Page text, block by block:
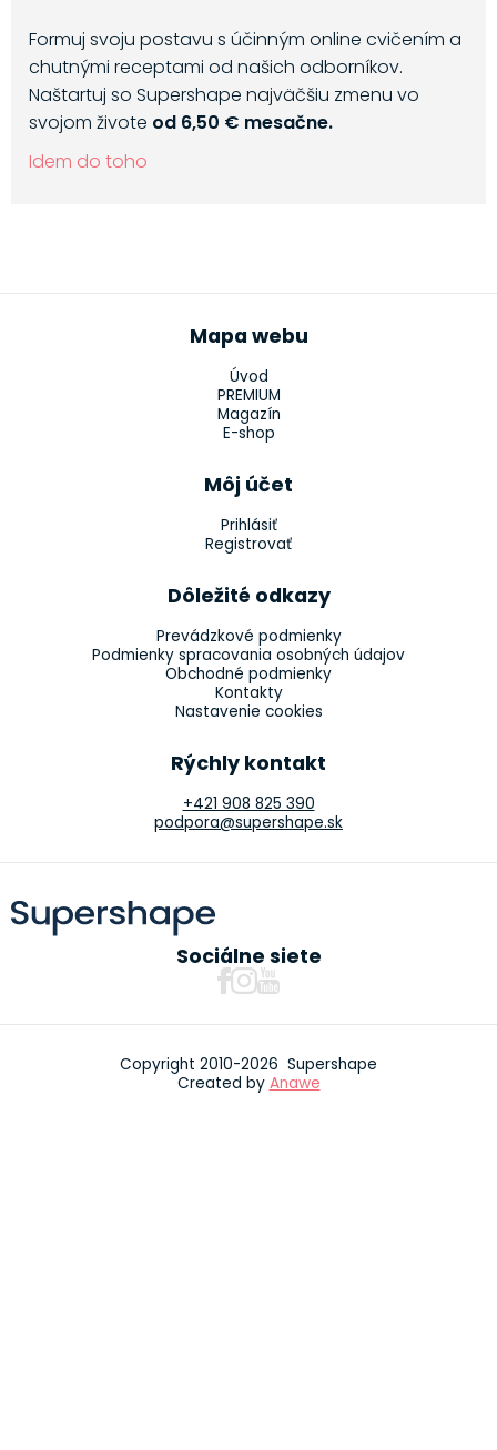
Formuj svoju postavu s účinným online cvičením a
chutnými receptami od našich odborníkov.
Naštartuj so Supershape najväčšiu zmenu vo
svojom živote od 6,50 € mesačne.
Idem do toho
Mapa webu
Úvod
PREMIUM
Magazín
E-shop
Môj účet
Prihlásiť
Registrovať
Dôležité odkazy
Prevádzkové podmienky
Podmienky spracovania osobných údajov
Obchodné podmienky
Kontakty
Nastavenie cookies
Rýchly kontakt
+421 908 825 390
podpora@supershape.sk
Sociálne siete
Copyright 2010-2026 Supershape
Created by Anawe